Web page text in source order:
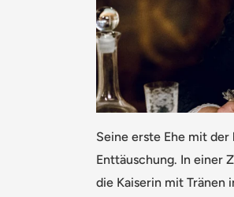
Seine erste Ehe mit
Enttäuschung. In einer
die Kaiserin mit